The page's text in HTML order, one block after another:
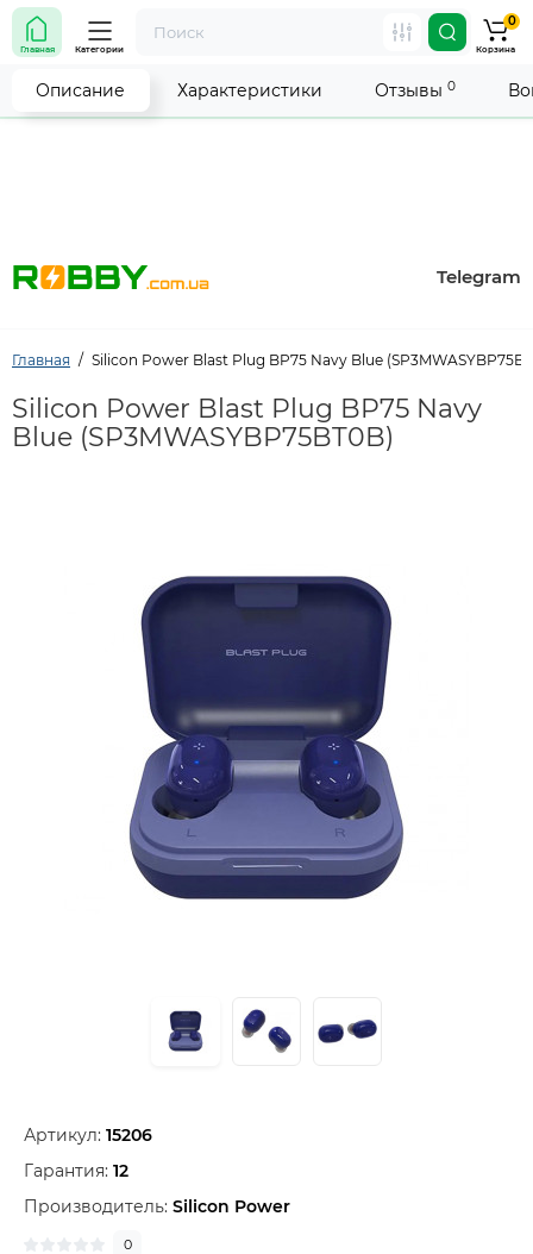
Внимание! Работа магазина временно приостановлена.
Мы делаем всё возможное, чтобы возобновить прием
заказов как можно скорее.
Telegram
Главная Категории
0
Корзина
Главная Silicon Power Blast Plug BP75 Navy Blue
Silicon Power Blast Plug BP75 Navy
Blue (SP3MWASYBP75BT0B)
Артикул: 15206
Гарантия: 12
Производитель: Silicon Power
0
Описание Характеристики Отзывы 0